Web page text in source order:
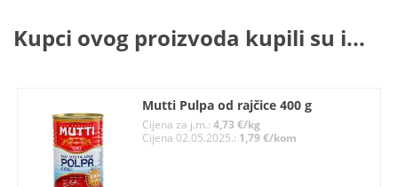
Kupci ovog proizvoda kupili su i...
Mutti Pulpa od rajčice 400 g
Cijena za j.m.:4,73 €/kg
Cijena 02.05.2025.: 1,79 €/kom